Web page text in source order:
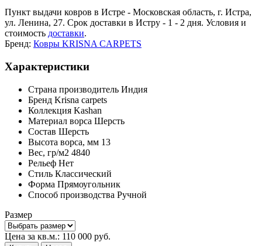
Пункт выдачи ковров в Истре - Московская область, г. Истра,
ул. Ленина, 27. Срок доставки в Истру - 1 - 2 дня. Условия и
стоимость доставки.
Бренд: Ковры KRISNA CARPETS
Характеристики
Страна производитель Индия
Бренд Krisna carpets
Коллекция Kashan
Материал ворса Шерсть
Состав Шерсть
Высота ворса, мм 13
Вес, гр/м2 4840
Рельеф Нет
Стиль Классический
Форма Прямоугольник
Способ производства Ручной
Размер
Цена за кв.м.: 110 000 руб.